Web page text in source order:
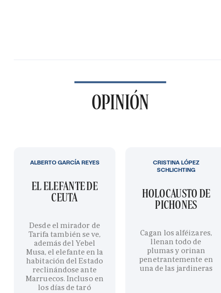
OPINIÓN
EL ELEFANTE DE
CEUTA
Desde el mirador de
Tarifa también se ve,
además del Yebel
Musa, el elefante en la
habitación del Estado
reclinándose ante
Marruecos. Incluso en
los días de taró
ALBERTO GARCÍA REYES
HOLOCAUSTO DE
PICHONES
Cagan los alféizares,
llenan todo de
plumas y orinan
penetrantemente en
una de las jardineras
CRISTINA LÓPEZ
SCHLICHTING